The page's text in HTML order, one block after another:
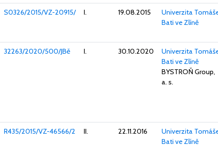
S0326/2015/VZ-20915/ I. 19.08.2015
Univerzita
Bati ve Zlíně
32263/2020/500/JBě I. 30.10.2020
Univerzita
Bati ve Zlíně
BYSTROŇ Group,
a. s.
R435/2015/VZ-46566/2 II. 22.11.2016
Univerzita
Bati ve Zlíně